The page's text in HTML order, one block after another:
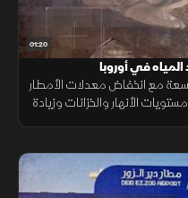
01:20
في أوروبا
مع انخفاض معدلات الأمطار
الأنهار والخزانات وزيادة